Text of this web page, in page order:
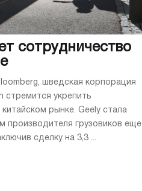
сотрудничество
шведская корпорация
стремится укрепить
рынке. Geely стала
производителя грузовиков еще
сделку на 3,3 ...